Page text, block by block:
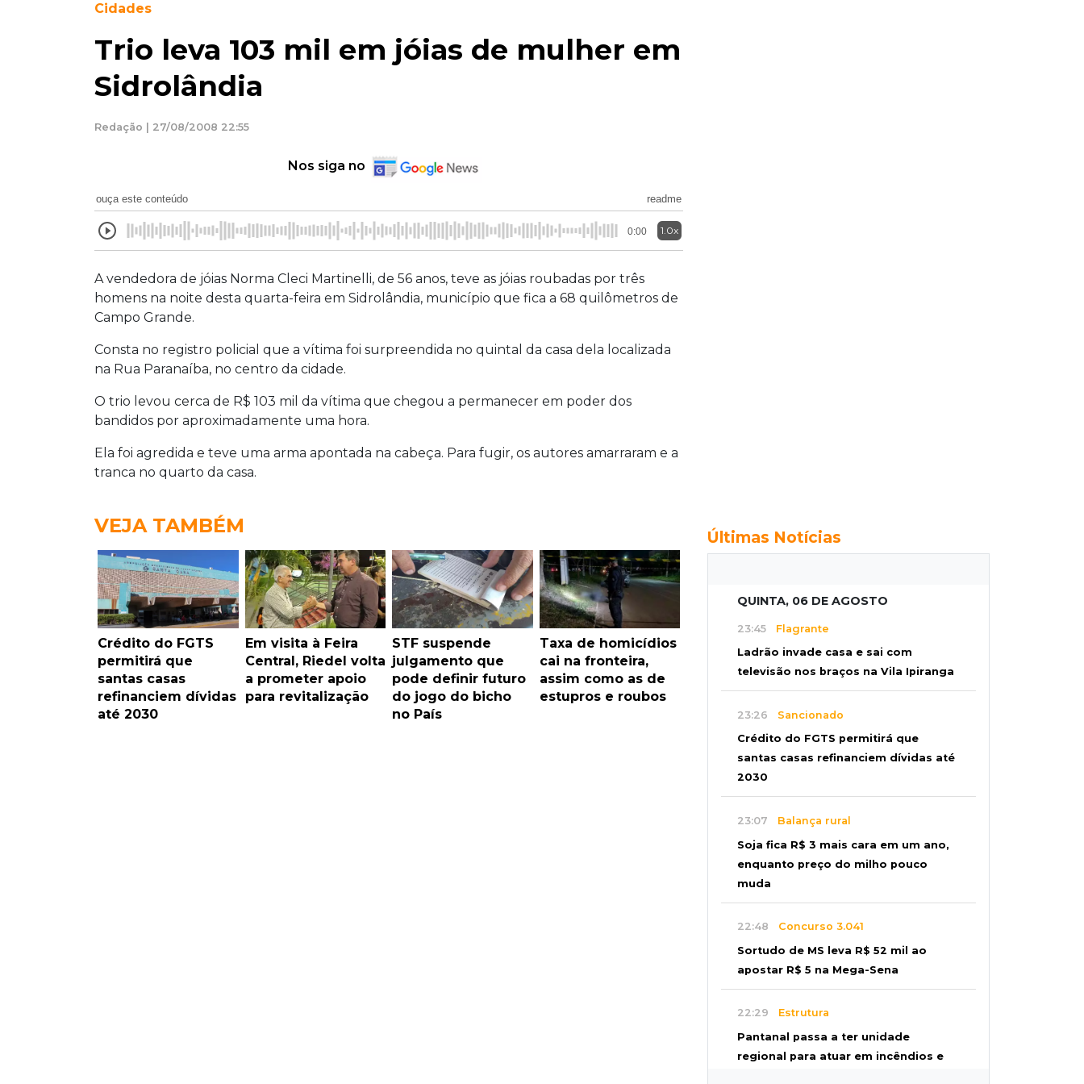
Cidades
Trio leva 103 mil em jóias de mulher em
Sidrolândia
Redação | 27/08/2008 22:55
Nos siga no
ouça este conteúdo readme
0:00 1.0x
A vendedora de jóias Norma Cleci Martinelli, de 56 anos, teve as jóias roubadas por três
homens na noite desta quarta-feira em Sidrolândia, município que fica a 68 quilômetros de
Campo Grande.
Consta no registro policial que a vítima foi surpreendida no quintal da casa dela localizada
na Rua Paranaíba, no centro da cidade.
O trio levou cerca de R$ 103 mil da vítima que chegou a permanecer em poder dos
bandidos por aproximadamente uma hora.
Ela foi agredida e teve uma arma apontada na cabeça. Para fugir, os autores amarraram e a
tranca no quarto da casa.
VEJA TAMBÉM
Crédito do FGTS
permitirá que
santas casas
refinanciem dívidas
até 2030
Em visita à Feira
Central, Riedel volta
a prometer apoio
para revitalização
STF suspende
julgamento que
pode definir futuro
do jogo do bicho
no País
Taxa de homicídios
cai na fronteira,
assim como as de
estupros e roubos
Últimas Notícias
QUINTA, 06 DE AGOSTO
23:45 Flagrante
Ladrão invade casa e sai com
televisão nos braços na Vila Ipiranga
23:26 Sancionado
Crédito do FGTS permitirá que
santas casas refinanciem dívidas até
2030
23:07 Balança rural
Soja fica R$ 3 mais cara em um ano,
enquanto preço do milho pouco
muda
22:48 Concurso 3.041
Sortudo de MS leva R$ 52 mil ao
apostar R$ 5 na Mega-Sena
22:29 Estrutura
Pantanal passa a ter unidade
regional para atuar em incêndios e